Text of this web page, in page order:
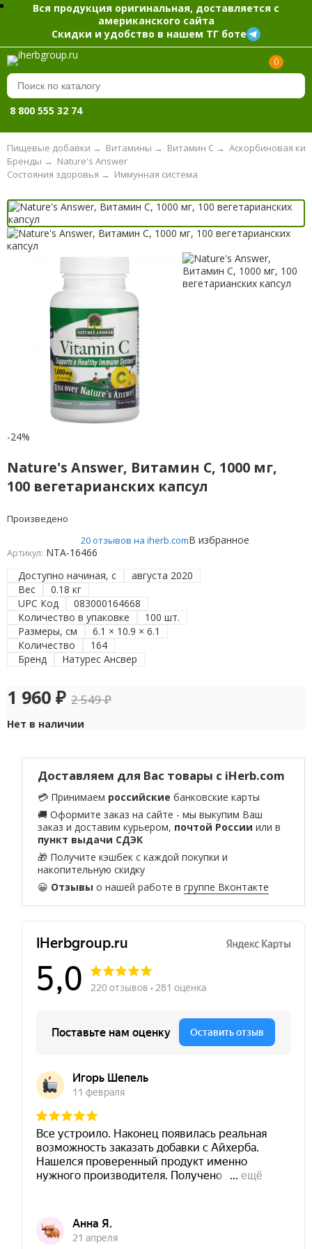
Вся продукция оригинальная, доставляется с
американского сайта
Скидки и удобство в нашем ТГ боте
0
8 800 555 32 74
Пищевые добавки → Витамины → Витамин С → Аскорбиновая
Nature's Answer
Бренды →
Иммунная система
Состояния здоровья →
-24%
Nature's Answer, Витамин C, 1000 мг,
100 вегетарианских капсул
Произведено
20 отзывов на iherb.comВ избранное
Артикул: NTA-16466
Доступно начиная, с
августа 2020
Вес
0.18 кг
UPC Код
083000164668
Количество в упаковке
100 шт.
Размеры, см
6.1 × 10.9 × 6.1
Количество
164
Бренд
Натурес Ансвер
1 960 ₽ 2 549₽
Нет в наличии
Доставляем для Вас товары с iHerb.com
💳 Принимаем российские банковские карты
🚚 Оформите заказ на сайте - мы выкупим Ваш
заказ и доставим курьером, почтой России или в
пункт выдачи СДЭК
🎁 Получите кэшбек с каждой покупки и
накопительную скидку
😀 Отзывы о нашей работе вгруппе Вконтакте